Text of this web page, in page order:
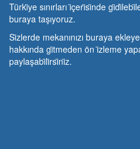
Türki̇ye sınırları i̇çeri̇si̇nde
buraya taşıyoruz.
Si̇zlerde mekanınızı buraya
hakkında gi̇tmeden ön i̇zleme
paylaşabi̇li̇rsi̇ni̇z.